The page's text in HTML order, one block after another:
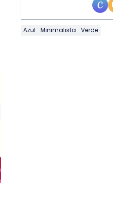
Azul Minimalista Verde